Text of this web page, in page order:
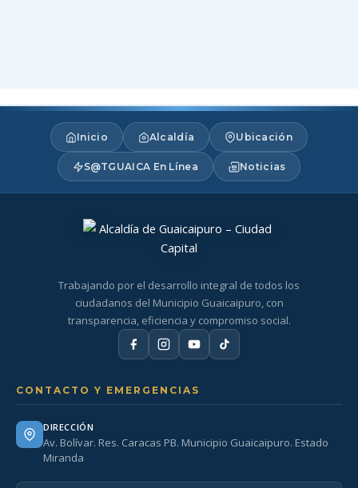
Inicio Alcaldía Ubicación
S@TGUAICA En Línea Noticias
Trabajando por el desarrollo integral de todos los
ciudadanos del Municipio Guaicaipuro, con
transparencia, eficiencia y compromiso social.
CONTACTO Y EMERGENCIAS
DIRECCIÓN
Av. Bolívar. Res. Caracas PB. Municipio Guaicaipuro. Estado
Miranda